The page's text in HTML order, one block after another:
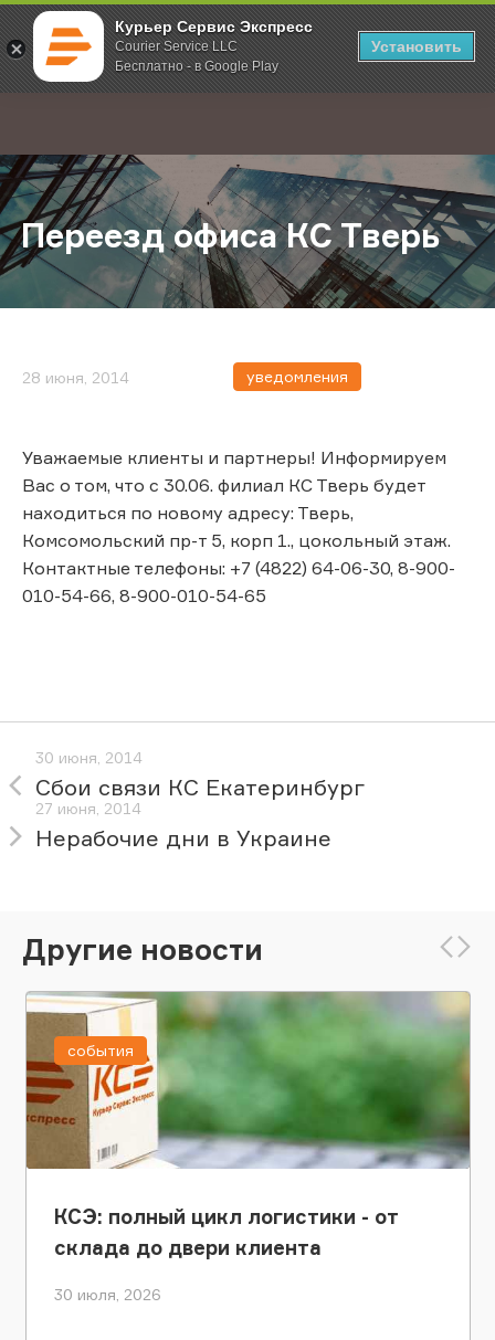
Курьер Сервис Экспресс
Courier Service LLC
Бесплатно - в Google Play
Установить
; Главная О компании Новости Переезд офиса КС Тверь
Переезд офиса КС Тверь
28 июня, 2014 уведомления
Уважаемые клиенты и партнеры! Информируем
Вас о том, что с 30.06. филиал КС Тверь будет
находиться по новому адресу: Тверь,
Комсомольский пр-т 5, корп 1., цокольный этаж.
Контактные телефоны: +7 (4822) 64-06-30, 8-900-
010-54-66, 8-900-010-54-65
30 июня, 2014
Сбои связи КС Екатеринбург
27 июня, 2014
Нерабочие дни в Украине
Другие новости
КСЭ: полный цикл логистики - от
склада до двери клиента
30 июля, 2026
события